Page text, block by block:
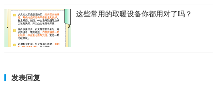
这些常用的取暖设备你都用对了吗？
发表回复